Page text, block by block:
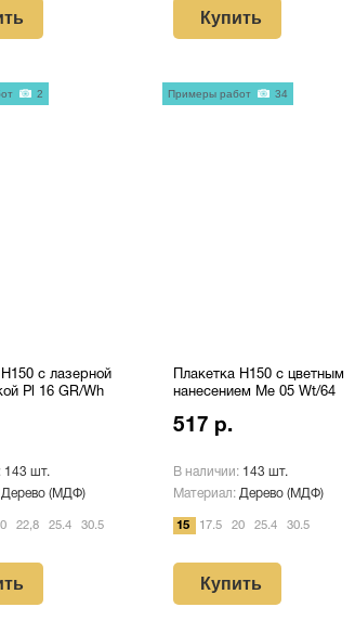
Купить
H150 с лазерной
Pl 16 GR/Wh
143 шт.
Дерево (МДФ)
22,8 25.4 30.5
2
Плакетка H150 с цветным
нанесением Me 05 Wt/64
517 р.
В наличии: 143 шт.
Материал: Дерево (МДФ)
15 17.5 20 25.4 30.5
Купить
Примеры работ 34